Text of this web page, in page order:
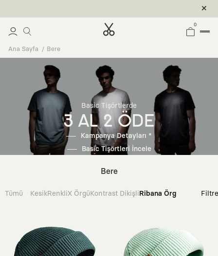
0
Ana Sayfa Bere
Basic Tişörtlerde
3 AL 2 ÖDE
Kampanya Detayları *
Basic Tişörtleri İncele
Bere
Tümü KesikRenkliX ÖrgüKontrast DikişliRibana Örgü İntarsiaFiltre